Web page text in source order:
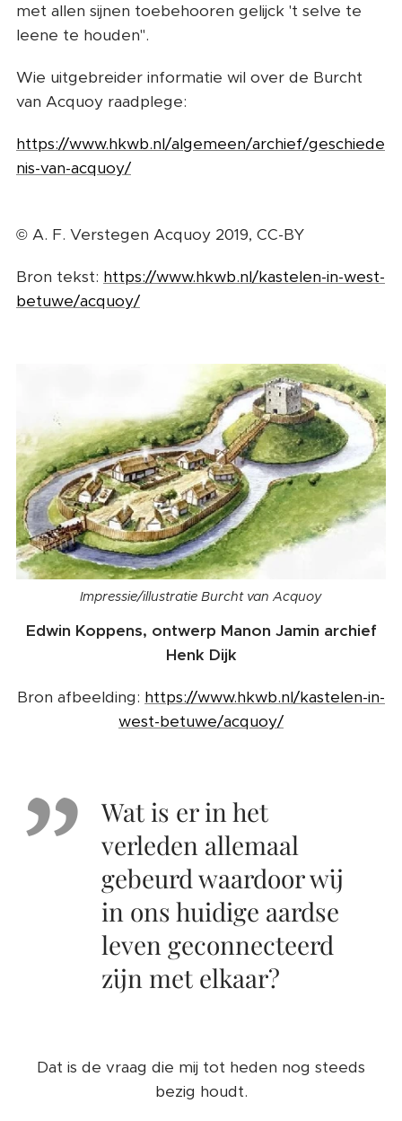
met allen sijnen toebehooren gelijck 't selve te
leene te houden".
Wie uitgebreider informatie wil over de Burcht
van Acquoy raadplege:
https://www.hkwb.nl/algemeen/archief/geschiede
nis-van-acquoy/
© A. F. Verstegen Acquoy 2019, CC-BY
Bron tekst: https://www.hkwb.nl/kastelen-in-west-
betuwe/acquoy/
Impressie/illustratie Burcht van Acquoy
Edwin Koppens, ontwerp Manon Jamin archief
Henk Dijk
Bron afbeelding: https://www.hkwb.nl/kastelen-in-
west-betuwe/acquoy/
Wat is er in het
verleden allemaal
gebeurd waardoor wij
in ons huidige aardse
leven geconnecteerd
zijn met elkaar?
Dat is de vraag die mij tot heden nog steeds
bezig houdt.